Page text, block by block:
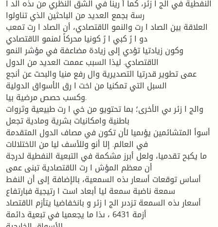
النفطية في الج ا زئر، كما أ رينا في الشق النظري من ىذه الد ا
رسة بجمع العديد من الباحثين الذي تناولوا
العلاقة بين الصاد ا رت والنمو الاقتصادي، أن الصاد ا رت تمعب
دو ا رً كبي ا رً كونيا محركاً لمنمو الاقتصادي
وكون زيادتيا تؤدي إلى زيادة مضاعفة في مؤشر النمو
الاقتصادي. ليذا السبب عممت العديد من الدول
عمى تطوير قدرتيا التصديرية وال رفع منيا والبحث عن أنجع
السبل التي تمكنيا من اخت ا رق الأسواق الدولية
وكسب حصص مرضية بيا.
والج ا زئر ىي الأخرى؛ بما تحتويو من خي ا رت طبيعية وثروات
باطنية وامكانيات بشرية ومادية تجعل
أسوأ المتشائمين يؤىميا لأن تكون في مصاف الدول المتقدمة
في العالم. إلا أنو وللأسف ليا من الاختلالات
ما يكبح تقدميا، ولعل أبرز مشكمة في التبعية النفطية لدرجة
أن معظم المؤش ا رت الاقتصادية تبنى عمى
أساس توقعات أسعار ىذه السمعية، بالإضافة إلى أن النفط
سمعة ناضبة سمعة ليا أبعاد است ا رتيجية فبارتفاع
أسعار ىذه السمعة تزدىر الج ا زئر و بانخفاضيا يتأزم الاقتصاد
أزمة 6431 ، ىذا ما يجعميا في تبعية دائمة